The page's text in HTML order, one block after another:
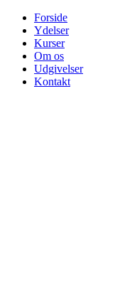
Forside
Ydelser
Kurser
Om os
Udgivelser
Kontakt